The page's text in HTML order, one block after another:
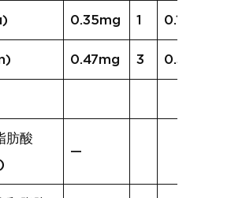
0.35mg 1 0.19mg
0.47mg 3 0.35mg
肪酸
—